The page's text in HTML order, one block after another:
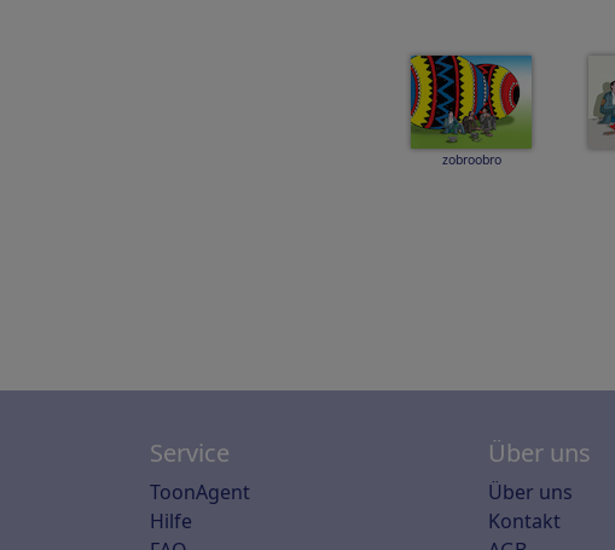
zobroobro
Service
ToonAgent
Hilfe
Über uns
Über uns
Kontakt